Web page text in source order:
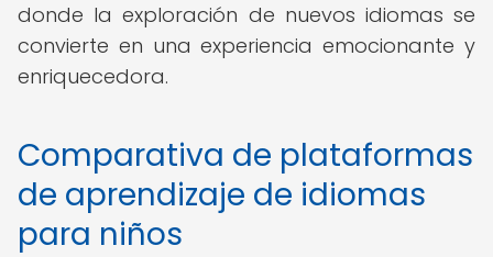
donde la exploración de nuevos idiomas se
convierte en una experiencia emocionante y
enriquecedora.
Comparativa de plataformas
de aprendizaje de idiomas
para niños